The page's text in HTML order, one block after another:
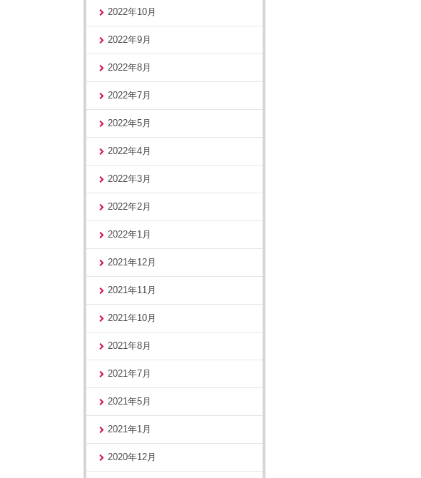
2022年10月
2022年9月
2022年8月
2022年7月
2022年5月
2022年4月
2022年3月
2022年2月
2022年1月
2021年12月
2021年11月
2021年10月
2021年8月
2021年7月
2021年5月
2021年1月
2020年12月